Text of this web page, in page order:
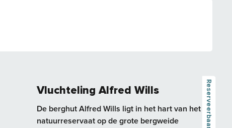
Vluchteling Alfred Wills
De berghut Alfred Wills ligt in het hart van het
natuurreservaat op de grote bergweide
Reserveerbaar